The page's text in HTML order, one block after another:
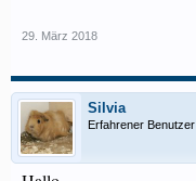
29. März 2018
Silvia
Erfahrener Benutzer